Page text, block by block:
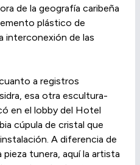
de la geografía caribeña
plástico de
interconexión de las
a registros
esa otra escultura-
en el lobby del Hotel
cúpula de cristal que
A diferencia de
tunera, aquí la artista